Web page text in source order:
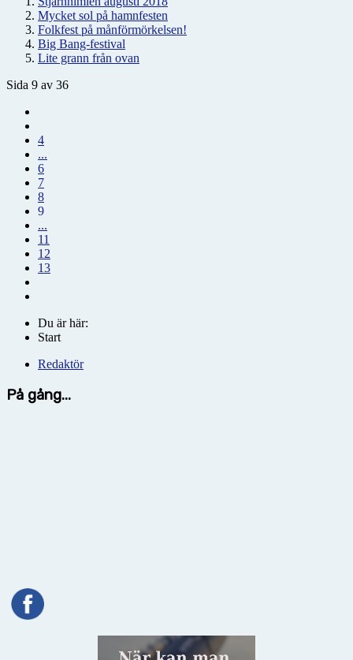
Mycket sol på hamnfesten
Folkfest på månförmörkelsen!
Big Bang-festival
Lite grann från ovan
Sida 9 av 36
4
...
6
7
8
9
...
11
12
13
Du är här:
Start
Redaktör
På gång...